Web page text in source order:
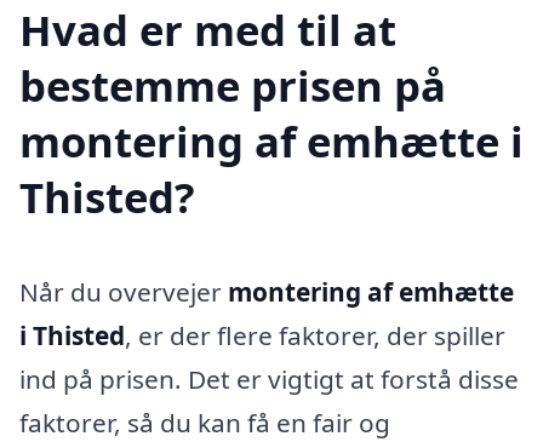
Hvad er med til at
bestemme prisen på
montering af emhætte i
Thisted?
Når du overvejer montering af emhætte
i Thisted, er der flere faktorer, der spiller
ind på prisen. Det er vigtigt at forstå disse
faktorer, så du kan få en fair og